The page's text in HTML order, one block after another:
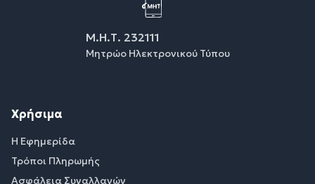
Μ.Η.Τ. 232111
Μητρώο Ηλεκτρονικού Τύπου
Χρήσιμα
Η Εφημερίδα
Τρόποι Πληρωμής
Ασφάλεια Συναλλαγών